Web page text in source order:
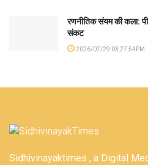
रणनीतिक संयम की कला:
संकट
2026/07/29 03:27:54PM
Sidhivinayaktimes , a Digital